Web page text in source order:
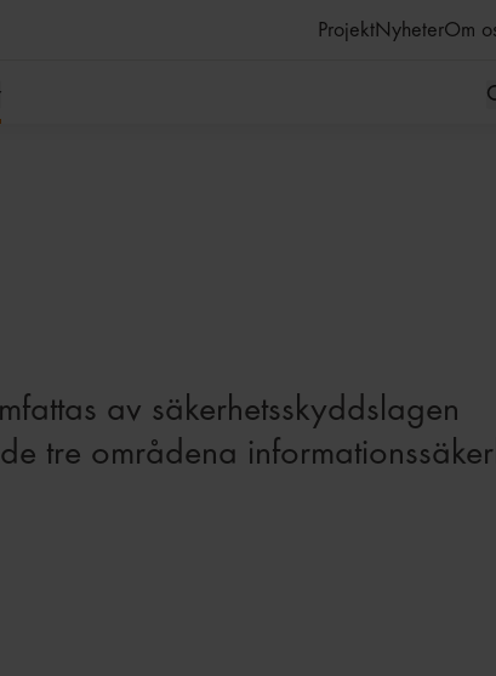
ProjektNyheterOm
av säkerhetsskyddslagen
tre områdena